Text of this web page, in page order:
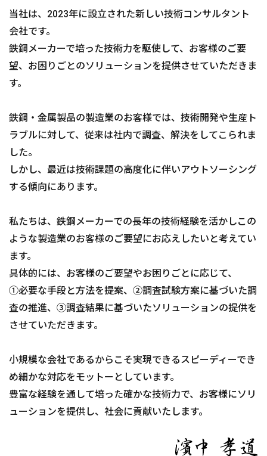
当社は、2023年に設立された新しい技術コンサルタント
会社です。
鉄鋼メーカーで培った技術力を駆使して、お客様のご要
望、お困りごとのソリューションを提供させていただきま
す。
鉄鋼・金属製品の製造業のお客様では、技術開発や生産ト
ラブルに対して、従来は社内で調査、解決をしてこられま
した。
しかし、最近は技術課題の高度化に伴いアウトソーシング
する傾向にあります。
私たちは、鉄鋼メーカーでの長年の技術経験を活かしこの
ような製造業のお客様のご要望にお応えしたいと考えてい
ます。
具体的には、お客様のご要望やお困りごとに応じて、
➀必要な手段と方法を提案、②調査試験方案に基づいた調
査の推進、③調査結果に基づいたソリューションの提供を
させていただきます。
小規模な会社であるからこそ実現できるスピーディーでき
め細かな対応をモットーとしています。
豊富な経験を通して培った確かな技術力で、お客様にソリ
ューションを提供し、社会に貢献いたします。